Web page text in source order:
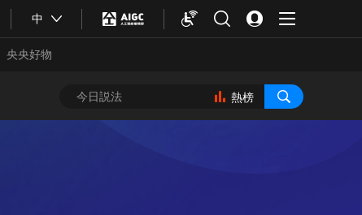
中
央央好物
熱榜